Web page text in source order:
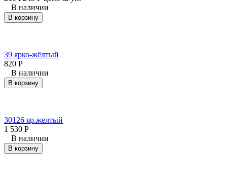
В наличии
В корзину
39 ярко-жёлтый
820 Р
В наличии
В корзину
30126 яр.желтый
1 530 Р
В наличии
В корзину